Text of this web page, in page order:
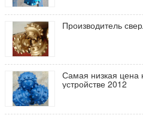
Производитель
Самая низкая цена
устройстве 2012